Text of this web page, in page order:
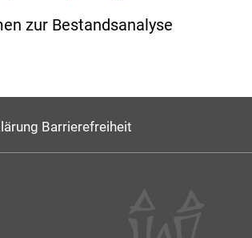
zur Bestandsanalyse
Barrierefreiheit